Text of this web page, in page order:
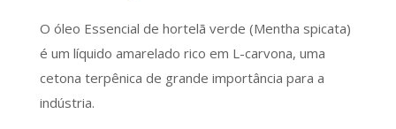
O óleo Essencial de hortelã verde (Mentha spicata)
é um líquido amarelado rico em L-carvona, uma
cetona terpênica de grande importância para a
indústria.